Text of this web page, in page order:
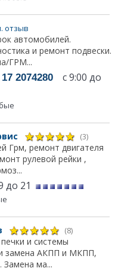
отзыв
автомобилей.
и ремонт подвески.
ГРМ...
17 2074280 с 9:00 до
(3)
Грм, ремонт двигателя
рулевой рейки ,
до 21
(8)
и системы
замена АКПП и МКПП,
Замена ма...